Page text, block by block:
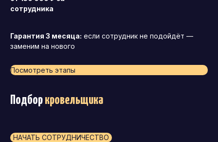
сотрудника
Гарантия 3 месяца: если сотрудник не подойдёт —
заменим на нового
Посмотреть этапы
Подборкровельщика
НАЧАТЬ СОТРУДНИЧЕСТВО